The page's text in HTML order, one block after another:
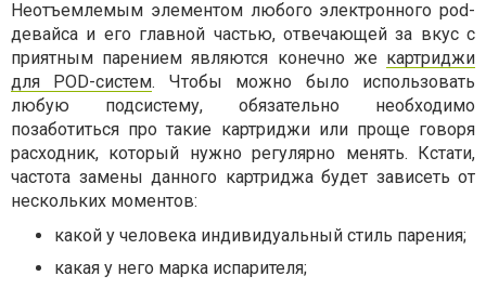
Неотъемлемым элементом любого электронного pod-
девайса и его главной частью, отвечающей за вкус с
приятным парением являются конечно же картриджи
для POD-систем. Чтобы можно было использовать
любую подсистему, обязательно необходимо
позаботиться про такие картриджи или проще говоря
расходник, который нужно регулярно менять. Кстати,
частота замены данного картриджа будет зависеть от
нескольких моментов:
какой у человека индивидуальный стиль парения;
какая у него марка испарителя;